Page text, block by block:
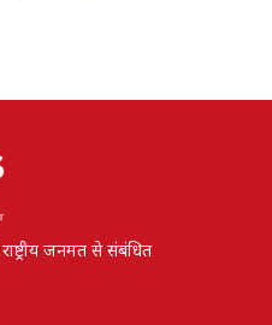
जनमत से संबंधित